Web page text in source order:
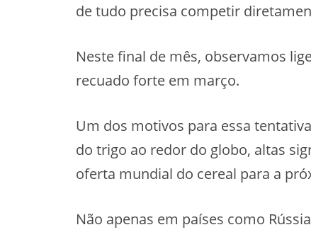
de tudo precisa competir
Neste final de mês, observamos
recuado forte em março.
Um dos motivos para essa
do trigo ao redor do globo, altas
oferta mundial do cereal para a
Não apenas em países como